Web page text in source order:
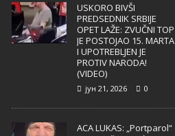
USKORO BIVŠI
PREDSEDNIK SRBIJE
OPET LAŽE: ZVUČNI TOP
JE POSTOJAO 15. MARTA
I UPOTREBLJEN JE
PROTIV NARODA!
(VIDEO)
јун 21, 2026 0
ACA LUKAS: „Portparol“